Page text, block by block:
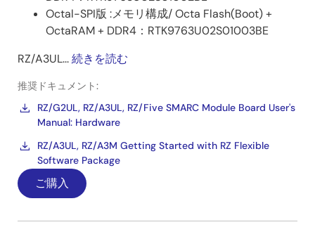
Octal-SPI版 :メモリ構成/ Octa Flash(Boot) +
OctaRAM + DDR4：RTK9763U02S01003BE
RZ/A3UL...続きを読む
推奨ドキュメント:
RZ/G2UL, RZ/A3UL, RZ/Five SMARC Module Board User's
Manual: Hardware
RZ/A3UL, RZ/A3M Getting Started with RZ Flexible
Software Package
ご購入